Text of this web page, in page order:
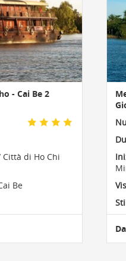
- Cai Be 2
di Ho Chi
Be
Da